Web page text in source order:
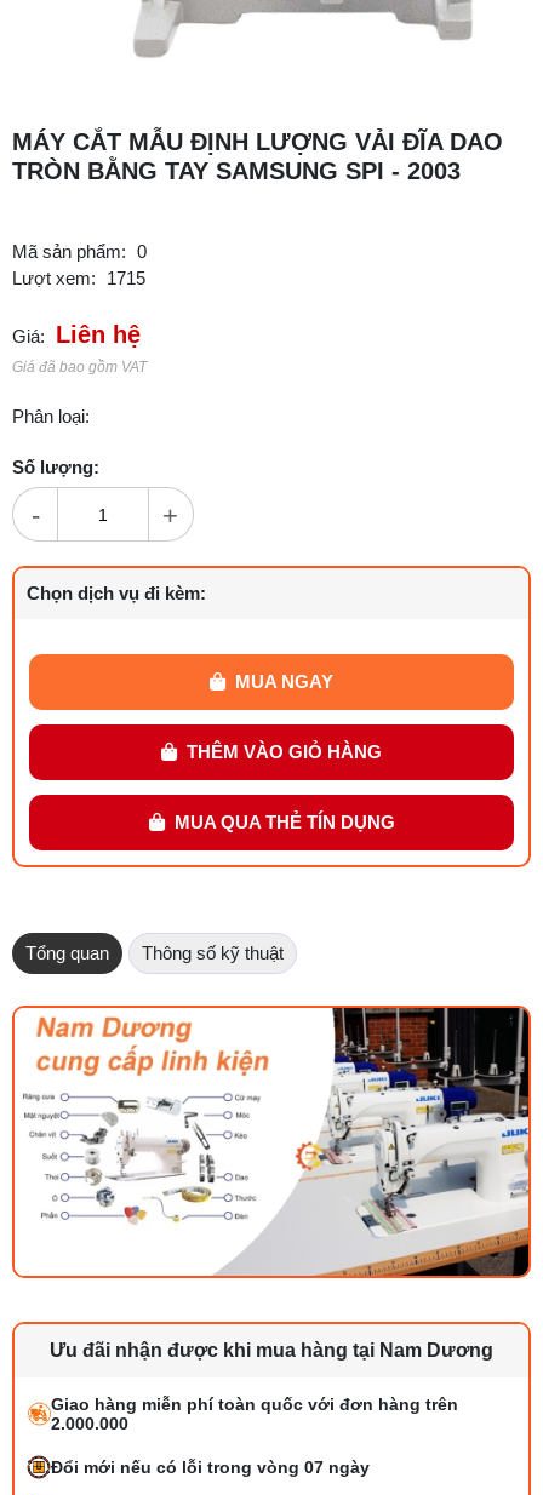
MÁY CẮT MẪU ĐỊNH LƯỢNG VẢI ĐĨA DAO
TRÒN BẰNG TAY SAMSUNG SPI - 2003
Mã sản phẩm: 0
Lượt xem:
1715
Giá: Liên hệ
Giá đã bao gồm VAT
Phân loại:
Số lượng:
- +
Chọn dịch vụ đi kèm:
MUA NGAY
THÊM VÀO GIỎ HÀNG
MUA QUA THẺ TÍN DỤNG
Tổng quan Thông số kỹ thuật
Ưu đãi nhận được khi mua hàng tại Nam Dương
Giao hàng miễn phí toàn quốc với đơn hàng trên
2.000.000
Đổi mới nếu có lỗi trong vòng 07 ngày